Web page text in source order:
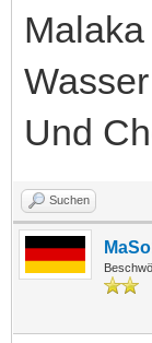
Malaka
Und
Suchen